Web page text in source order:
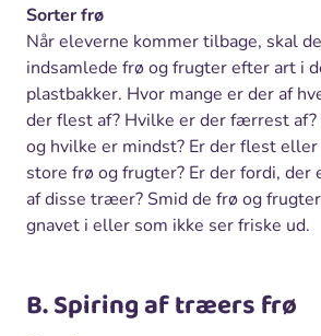
Sorter frø
Når eleverne kommer tilbage, skal
indsamlede frø og frugter efter art i
plastbakker. Hvor mange er der af
der flest af? Hvilke er der færrest
og hvilke er mindst? Er der flest
store frø og frugter? Er der fordi, der
af disse træer? Smid de frø og
gnavet i eller som ikke ser friske ud.
B. Spiring af træers frø